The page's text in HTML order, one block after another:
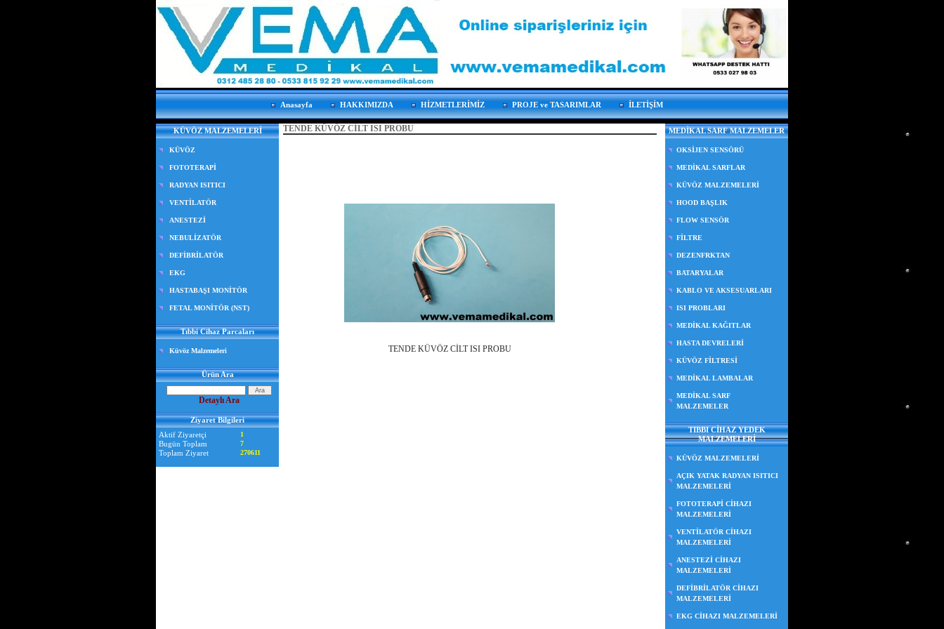
Anasayfa HAKKIMIZDA HİZMETLERİMİZ PROJE ve TASARIMLAR İLETİŞİM
KÜVÖZ MALZEMELERİ
KÜVÖZ
FOTOTERAPİ
RADYAN ISITICI
VENTİLATÖR
ANESTEZİ
NEBULİZATÖR
DEFİBRİLATÖR
EKG
HASTABAŞI MONİTÖR
FETAL MONİTÖR (NST)
Tıbbi Cihaz Parcaları
Küvöz Malzemeleri
Ürün Ara
Detaylı Ara
Ziyaret Bilgileri
Aktif Ziyaretçi
1
Bugün Toplam 7
Toplam Ziyaret 270611
TENDE KÜVÖZ CİLT ISI PROBU
TENDE KÜVÖZ CİLT ISI PROBU
MEDİKAL SARF MALZEMELER
OKSİJEN SENSÖRÜ
MEDİKAL SARFLAR
KÜVÖZ MALZEMELERİ
HOOD BAŞLIK
FLOW SENSÖR
FİLTRE
DEZENFRKTAN
BATARYALAR
KABLO VE AKSESUARLARI
ISI PROBLARI
MEDİKAL KAĞITLAR
HASTA DEVRELERİ
KÜVÖZ FİLTRESİ
MEDİKAL LAMBALAR
MEDİKAL SARF
MALZEMELER
TIBBI CİHAZ YEDEK
MALZEMELERİ
KÜVÖZ MALZEMELERİ
AÇIK YATAK RADYAN ISITICI
MALZEMELERİ
FOTOTERAPİ CİHAZI
MALZEMELERİ
VENTİLATÖR CİHAZI
MALZEMELERİ
ANESTEZİ CİHAZI
MALZEMELERİ
DEFİBRİLATÖR CİHAZI
MALZEMELERİ
EKG CİHAZI MALZEMELERİ